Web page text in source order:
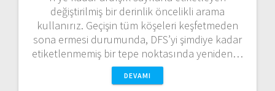
değiştirilmiş bir derinlik öncelikli arama
kullanırız. Geçişin tüm köşeleri keşfetmeden
sona ermesi durumunda, DFS’yi şimdiye kadar
etiketlenmemiş bir tepe noktasında yeniden…
DEVAMI